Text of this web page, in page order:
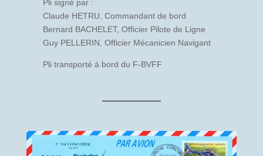
Pli signé par :
Claude HETRU, Commandant de bord
Bernard BACHELET, Officier Pilote de Ligne
Guy PELLERIN, Officier Mécanicien Navigant
Pli transporté à bord du F-BVFF